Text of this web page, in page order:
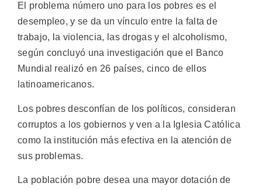
El problema número uno para los pobres es el
desempleo, y se da un vínculo entre la falta de
trabajo, la violencia, las drogas y el alcoholismo,
según concluyó una investigación que el Banco
Mundial realizó en 26 países, cinco de ellos
latinoamericanos.
Los pobres desconfían de los políticos, consideran
corruptos a los gobiernos y ven a la Iglesia Católica
como la institución más efectiva en la atención de
sus problemas.
La población pobre desea una mayor dotación de